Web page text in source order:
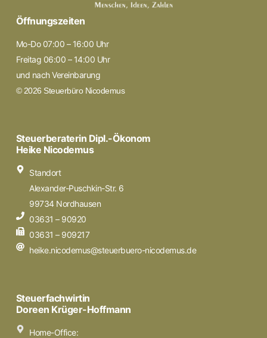
Öffnungszeiten
Mo-Do 07:00 – 16:00 Uhr
Freitag 06:00 – 14:00 Uhr
und nach Vereinbarung
© 2026 Steuerbüro Nicodemus
Steuerberaterin Dipl.-Ökonom
Heike Nicodemus
Standort
Alexander-Puschkin-Str. 6
99734 Nordhausen
03631 – 90920
03631 – 909217
heike.nicodemus@steuerbuero-nicodemus.de
Steuerfachwirtin
Doreen Krüger-Hoffmann
Home-Office: